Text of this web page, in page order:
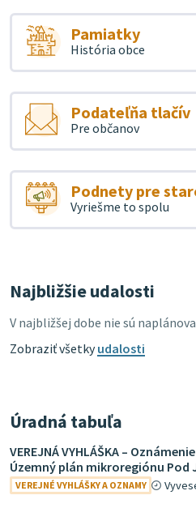
Pamiatky
História obce
Podateľňa tlačív
Pre občanov
Podnety pre
Vyriešme to spolu
Najbližšie udalosti
V najbližšej dobe nie sú
Zobraziť všetkyudalosti
Úradná tabuľa
VEREJNÁ VYHLÁŠKA –
Územný plán mikroregiónu Pod
VEREJNÉ VYHLÁŠKY A OZNAMY